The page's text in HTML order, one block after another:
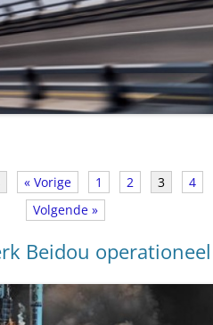
25-06-2006
03-06-2007
17-08-2008
« Vorige 1 2 3
4
Volgende »
Beidou operationeel